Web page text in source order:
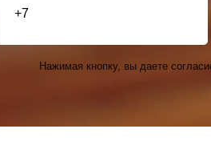
Нажимая кнопку, вы даете